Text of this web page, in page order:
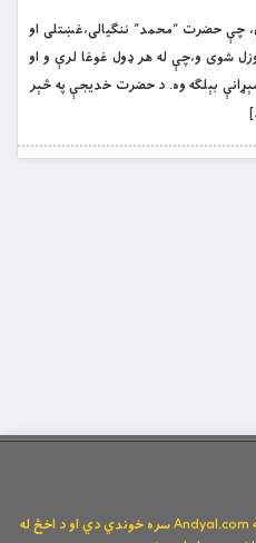
چې حضرت “محمد” ننګيالى،غښتلى او
شوى و،چې له هر ډول غوغا لرې و او
بېلګه وه. د حضرت خديجې په څېر
د وېبپاڼې ټولې توکیزې او مانیزې رښتې له Andyal.com سره خوندي دي او د اخځ له